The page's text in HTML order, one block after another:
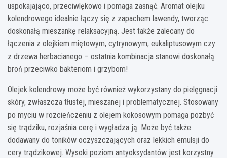
uspokajająco, przeciwlękowo i pomaga zasnąć. Aromat olejku
kolendrowego idealnie łączy się z zapachem lawendy, tworząc
doskonałą mieszankę relaksacyjną. Jest także zalecany do
łączenia z olejkiem miętowym, cytrynowym, eukaliptusowym czy
z drzewa herbacianego – ostatnia kombinacja stanowi doskonałą
broń przeciwko bakteriom i grzybom!
Olejek kolendrowy może być również wykorzystany do pielęgnacji
skóry, zwłaszcza tłustej, mieszanej i problematycznej. Stosowany
po myciu w rozcieńczeniu z olejem kokosowym pomaga pozbyć
się trądziku, rozjaśnia cerę i wygładza ją. Może być także
dodawany do toników oczyszczających oraz lekkich emulsji do
cery trądzikowej. Wysoki poziom antyoksydantów jest korzystny